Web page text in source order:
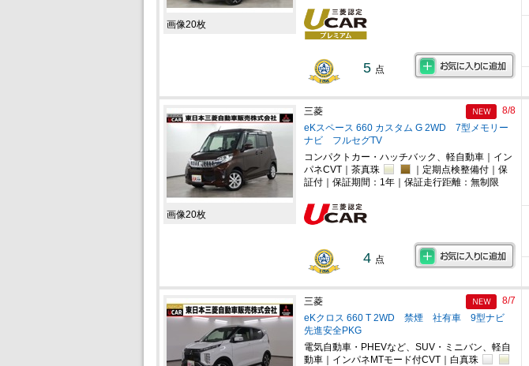
画像20枚
5 点
画像20枚
三菱
eKスペース 660 カスタム G 2WD 7型メモリー
ナビ フルセグTV
8/8
コンパクトカー・ハッチバック、軽自動車｜イン
パネCVT｜茶真珠
｜定期点検整備付｜保
証付｜保証期間：1年｜保証走行距離：無制限
4 点
三菱
eKクロス 660 T 2WD 禁煙 社有車 9型ナビ
先進安全PKG
8/7
電気自動車・PHEVなど、SUV・ミニバン、軽自
動車｜インパネMTモード付CVT｜白真珠